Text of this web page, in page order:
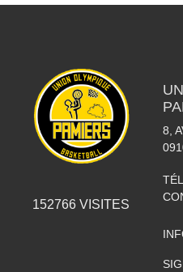
152766 VISITES
8,